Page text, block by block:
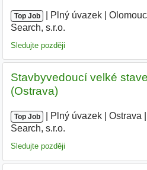
Top Job Plný úvazek Olomouc
Search, s.r.o.
Sledujte později
Stavbyvedoucí velké
(Ostrava)
Top Job Plný úvazek Ostrava
Search, s.r.o.
Sledujte později